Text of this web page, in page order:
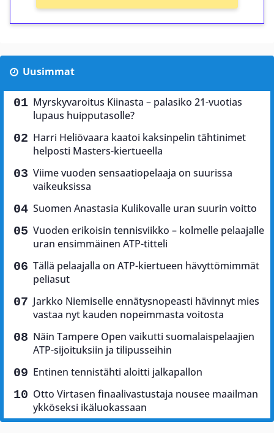
Uusimmat
Myrskyvaroitus Kiinasta – palasiko 21-vuotias
lupaus huipputasolle?
Harri Heliövaara kaatoi kaksinpelin tähtinimet
helposti Masters-kiertueella
Viime vuoden sensaatiopelaaja on suurissa
vaikeuksissa
Suomen Anastasia Kulikovalle uran suurin voitto
Vuoden erikoisin tennisviikko – kolmelle pelaajalle
uran ensimmäinen ATP-titteli
Tällä pelaajalla on ATP-kiertueen hävyttömimmät
peliasut
Jarkko Niemiselle ennätysnopeasti hävinnyt mies
vastaa nyt kauden nopeimmasta voitosta
Näin Tampere Open vaikutti suomalaispelaajien
ATP-sijoituksiin ja tilipusseihin
Entinen tennistähti aloitti jalkapallon
Otto Virtasen finaalivastustaja nousee maailman
ykköseksi ikäluokassaan